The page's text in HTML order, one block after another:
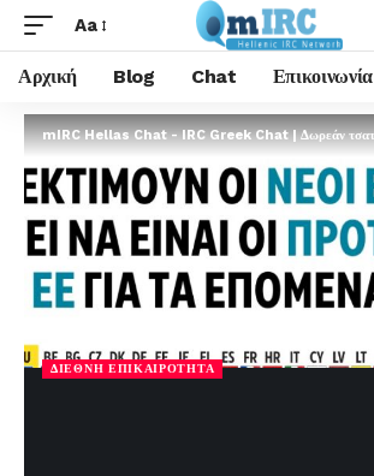
Aa
Αρχική Blog Chat Επικοινωνία
ΔΙΕΘΝΉ ΕΠΙΚΑΙΡΌΤΗΤΑ